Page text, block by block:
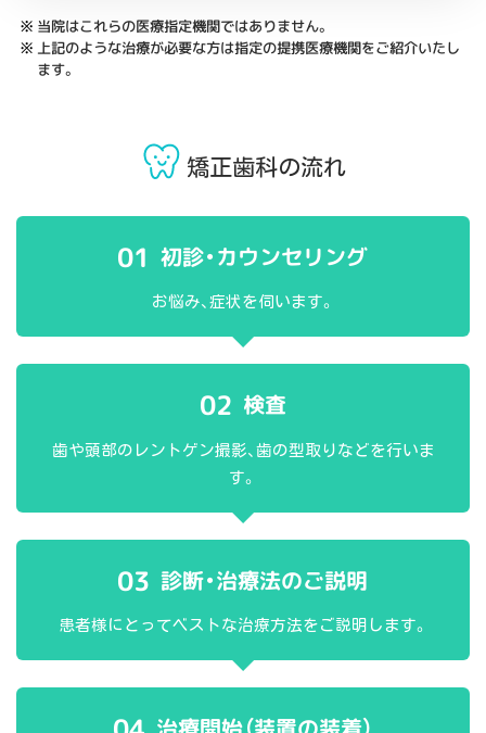
当院はこれらの医療指定機関ではありません。
上記のような治療が必要な方は指定の提携医療機関をご紹介いたし
ます。
矯正歯科の流れ
01 初診・カウンセリング
お悩み、症状を伺います。
02 検査
歯や頭部のレントゲン撮影、歯の型取りなどを行いま
す。
03 診断・治療法のご説明
患者様にとってベストな治療方法をご説明します。